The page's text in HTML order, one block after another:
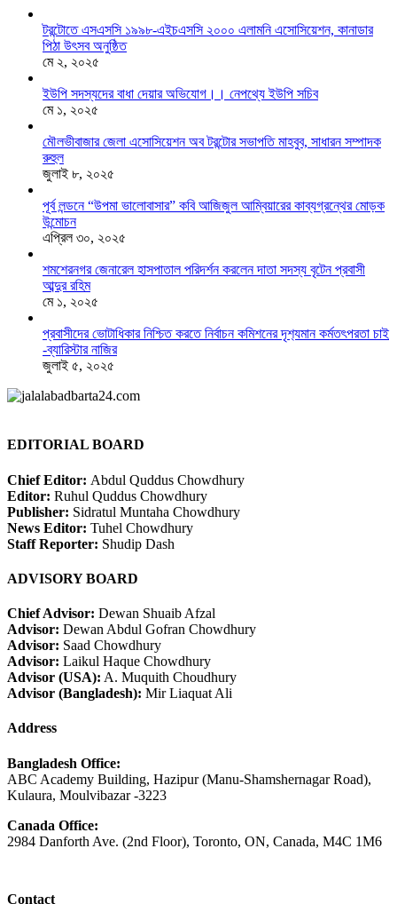
টরন্টোতে এসএসসি ১৯৯৮-এইচএসসি ২০০০ এলামনি এসোসিয়েশন, কানাডার
পিঠা উৎসব অনুষ্ঠিত
মে ২, ২০২৫
ইউপি সদস্যদের বাধা দেয়ার অভিযোগ।। নেপথ্যে ইউপি সচিব
মে ১, ২০২৫
মৌলভীবাজার জেলা এসোসিয়েশন অব টরন্টোর সভাপতি মাহবুব, সাধারন সম্পাদক
রুহুল
জুলাই ৮, ২০২৫
পূর্ব লন্ডনে “উপমা ভালোবাসার” কবি আজিজুল আম্বিয়ারের কাব্যগ্রন্থের মোড়ক
উন্মোচন
এপ্রিল ৩০, ২০২৫
শমশেরনগর জেনারেল হাসপাতাল পরিদর্শন করলেন দাতা সদস্য বৃটেন প্রবাসী
আব্দুর রহিম
মে ১, ২০২৫
প্রবাসীদের ভোটাধিকার নিশ্চিত করতে নির্বাচন কমিশনের দৃশ‍্যমান কর্মতৎপরতা চাই
-ব্যারিস্টার নাজির
জুলাই ৫, ২০২৫
EDITORIAL BOARD
Chief Editor: Abdul Quddus Chowdhury
Editor: Ruhul Quddus Chowdhury
Publisher: Sidratul Muntaha Chowdhury
News Editor: Tuhel Chowdhury
Staff Reporter: Shudip Dash
ADVISORY BOARD
Chief Advisor: Dewan Shuaib Afzal
Advisor: Dewan Abdul Gofran Chowdhury
Advisor: Saad Chowdhury
Advisor: Laikul Haque Chowdhury
Advisor (USA): A. Muquith Choudhury
Advisor (Bangladesh): Mir Liaquat Ali
Address
Bangladesh Office:
ABC Academy Building, Hazipur (Manu-Shamshernagar Road),
Kulaura, Moulvibazar -3223
Canada Office:
2984 Danforth Ave. (2nd Floor), Toronto, ON, Canada, M4C 1M6
Contact